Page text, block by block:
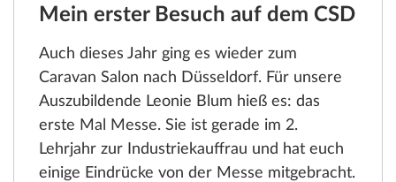
Mein erster Besuch auf dem CSD
Auch dieses Jahr ging es wieder zum
Caravan Salon nach Düsseldorf. Für unsere
Auszubildende Leonie Blum hieß es: das
erste Mal Messe. Sie ist gerade im 2.
Lehrjahr zur Industriekauffrau und hat euch
einige Eindrücke von der Messe mitgebracht.